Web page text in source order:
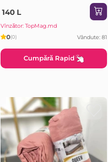
140 L
Vînzător: TopMag.md
0(0) Vândute: 81
Cumpără Rapid